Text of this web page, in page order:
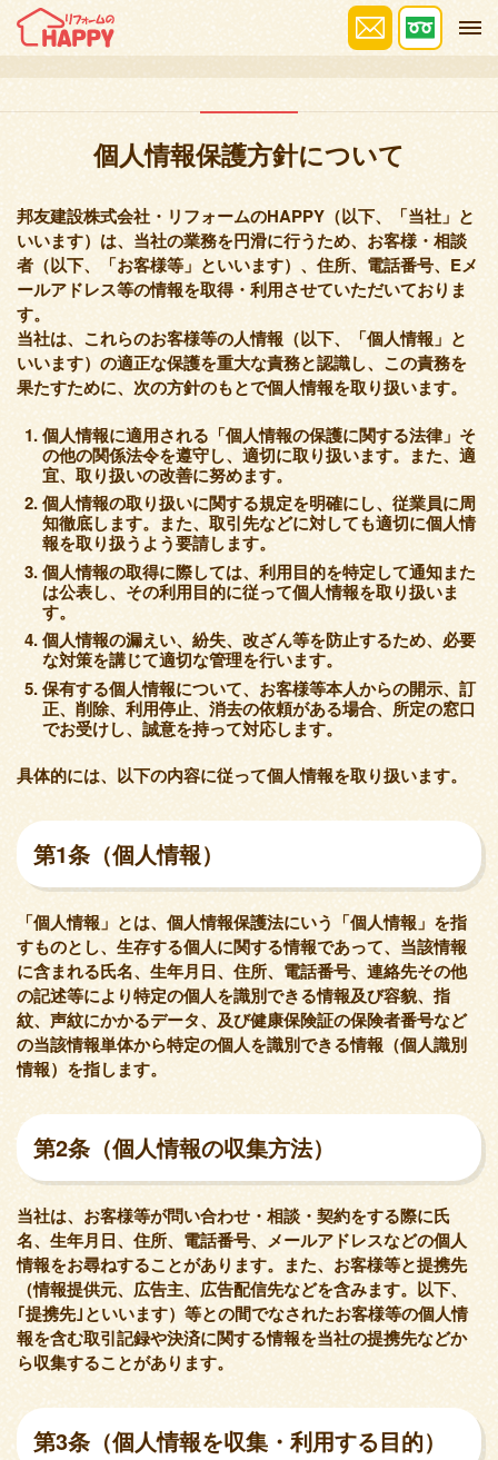
プライバシーポリシー
個人情報保護方針について
邦友建設株式会社・リフォームのHAPPY（以下、「当社」と
いいます）は、当社の業務を円滑に行うため、お客様・相談
者（以下、「お客様等」といいます）、住所、電話番号、Eメ
ールアドレス等の情報を取得・利用させていただいておりま
す。
当社は、これらのお客様等の人情報（以下、「個人情報」と
いいます）の適正な保護を重大な責務と認識し、この責務を
果たすために、次の方針のもとで個人情報を取り扱います。
個人情報に適用される「個人情報の保護に関する法律」そ
の他の関係法令を遵守し、適切に取り扱います。また、適
宜、取り扱いの改善に努めます。
個人情報の取り扱いに関する規定を明確にし、従業員に周
知徹底します。また、取引先などに対しても適切に個人情
報を取り扱うよう要請します。
個人情報の取得に際しては、利用目的を特定して通知また
は公表し、その利用目的に従って個人情報を取り扱いま
す。
個人情報の漏えい、紛失、改ざん等を防止するため、必要
な対策を講じて適切な管理を行います。
保有する個人情報について、お客様等本人からの開示、訂
正、削除、利用停止、消去の依頼がある場合、所定の窓口
でお受けし、誠意を持って対応します。
具体的には、以下の内容に従って個人情報を取り扱います。
第1条（個人情報）
「個人情報」とは、個人情報保護法にいう「個人情報」を指
すものとし、生存する個人に関する情報であって、当該情報
に含まれる氏名、生年月日、住所、電話番号、連絡先その他
の記述等により特定の個人を識別できる情報及び容貌、指
紋、声紋にかかるデータ、及び健康保険証の保険者番号など
の当該情報単体から特定の個人を識別できる情報（個人識別
情報）を指します。
第2条（個人情報の収集方法）
当社は、お客様等が問い合わせ・相談・契約をする際に氏
名、生年月日、住所、電話番号、メールアドレスなどの個人
情報をお尋ねすることがあります。また、お客様等と提携先
（情報提供元、広告主、広告配信先などを含みます。以下、
｢提携先｣といいます）等との間でなされたお客様等の個人情
報を含む取引記録や決済に関する情報を当社の提携先などか
ら収集することがあります。
第3条（個人情報を収集・利用する目的）